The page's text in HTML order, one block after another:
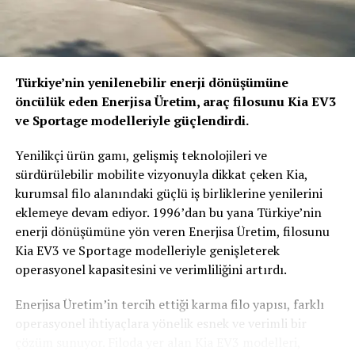
elektrikli PEUGEOT modellerinin yanı sıra PEUGEOT
9X8 Hybrid Hypercar ve PEUGEOT 508 PSE de
performans tutkunlarını kendine çekecek.
Yeni PEUGEOT 408 için muhteşem bir dünya tanıtımı
Dört adet yeni PEUGEOT 408 dışında ziyaretçiler,
sergilenen “Küre” ile benzersiz bir deneyim yaşayacak. 6
metreden yüksek, şeffaf ve dönen bir küre, ziyaretçilere
yeni PEUGEOT 408’i her açıdan inceleme olanağı
sağlayacak. Yeni PEUGEOT 408, fuar ziyaretçilerine C
segmentinde SUV kodlarıyla benzersiz bir dinamizm
sunuyor. PEUGEOT ekiplerinin yaratıcılığını gözler
de otomobil pazarında bir ilki temsil ediyor. Yeni ve sıra
Türkiye’nin yenilenebilir enerji dönüşümüne
öncülük eden Enerjisa Üretim, araç filosunu Kia EV3
ve Sportage modelleriyle güçlendirdi.
Yenilikçi ürün gamı, gelişmiş teknolojileri ve
sürdürülebilir mobilite vizyonuyla dikkat çeken Kia,
kurumsal filo alanındaki güçlü iş birliklerine yenilerini
eklemeye devam ediyor. 1996’dan bu yana Türkiye’nin
enerji dönüşümüne yön veren Enerjisa Üretim, filosunu
Kia EV3 ve Sportage modelleriyle genişleterek
operasyonel kapasitesini ve verimliliğini artırdı.
Enerjisa Üretim’in tercih ettiği karma filo yapısı, farklı
operasyonel ihtiyaçlara yönelik esnek ve verimli bir